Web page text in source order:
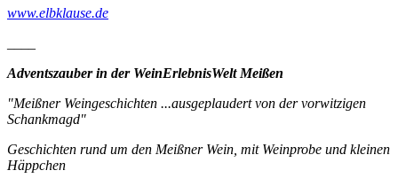
www.elbklause.de
Adventszauber in der WeinErlebnisWelt Meißen
"Meißner Weingeschichten ...ausgeplaudert von der vorwitzigen
Schankmagd"
Geschichten rund um den Meißner Wein, mit Weinprobe und kleinen
Häppchen